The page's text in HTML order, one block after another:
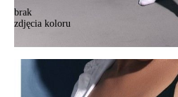
brak
zdjęcia koloru
Body damskie CE ZEBRA LBT 1355,
Body damskie CE ZEBRA LBT 1355,
110,90 zł
74,90 zł
Kolory: